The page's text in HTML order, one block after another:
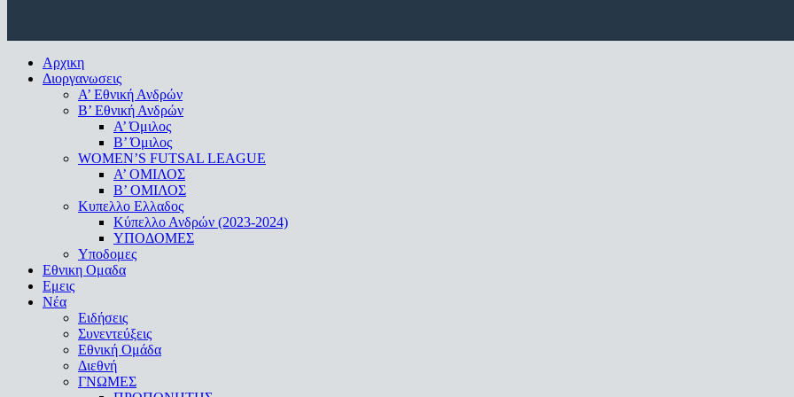
Close
Menu
Αρχικη
Διοργανωσεις
Α’ Εθνική Ανδρών
Β’ Εθνική Ανδρών
A’ Όμιλος
Β’ Όμιλος
WOMEN’S FUTSAL LEAGUE
A’ ΟΜΙΛΟΣ
Β’ ΟΜΙΛΟΣ
Κυπελλο Ελλαδος
Κύπελλο Ανδρών (2023-2024)
ΥΠΟΔΟΜΕΣ
Υποδομες
Εθνικη Ομαδα
Εμεις
Νέα
Ειδήσεις
Συνεντεύξεις
Εθνική Ομάδα
Διεθνή
ΓΝΩΜΕΣ